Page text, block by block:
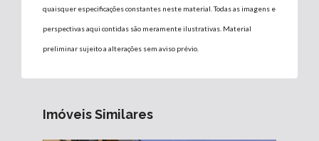
quaisquer especificações constantes neste material. Todas as imagens e
perspectivas aqui contidas são meramente ilustrativas. Material
preliminar sujeito a alterações sem aviso prévio.
Imóveis Similares